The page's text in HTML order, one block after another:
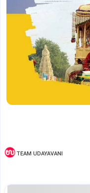
TEAM UDAYAVANI